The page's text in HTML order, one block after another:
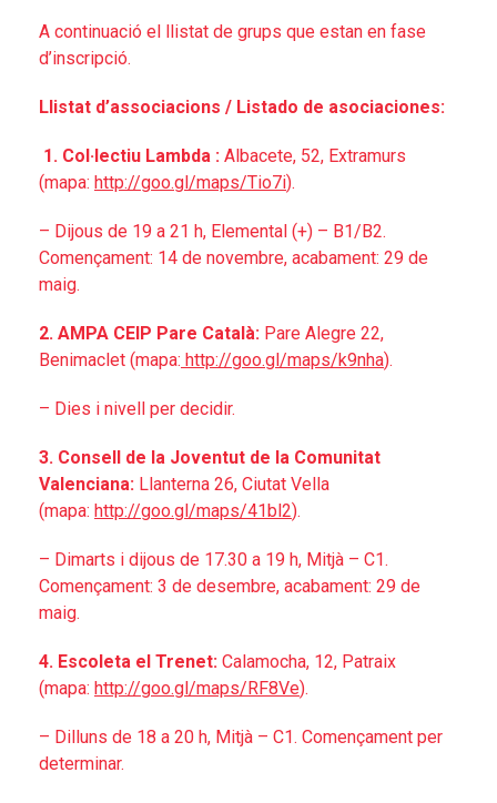
A continuació el llistat de grups que estan en fase
d’inscripció.
Llistat d’associacions / Listado de asociaciones:
1. Col·lectiu Lambda : Albacete, 52, Extramurs
(mapa: http://goo.gl/maps/Tio7i).
– Dijous de 19 a 21 h, Elemental (+) – B1/B2.
Començament: 14 de novembre, acabament: 29 de
maig.
2. AMPA CEIP Pare Català: Pare Alegre 22,
Benimaclet (mapa: http://goo.gl/maps/k9nha).
– Dies i nivell per decidir.
3. Consell de la Joventut de la Comunitat
Valenciana: Llanterna 26, Ciutat Vella
(mapa: http://goo.gl/maps/41bl2).
– Dimarts i dijous de 17.30 a 19 h, Mitjà – C1.
Començament: 3 de desembre, acabament: 29 de
maig.
4. Escoleta el Trenet: Calamocha, 12, Patraix
(mapa: http://goo.gl/maps/RF8Ve).
– Dilluns de 18 a 20 h, Mitjà – C1. Començament per
determinar.